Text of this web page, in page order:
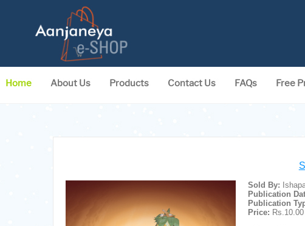
Home About Us Products Contact Us FAQs Free
Sold By:
Publication
Publication
Price: Rs.10.00